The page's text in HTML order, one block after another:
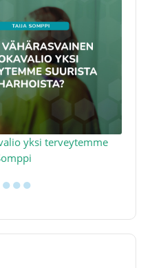
yksi terveytemme
●●●